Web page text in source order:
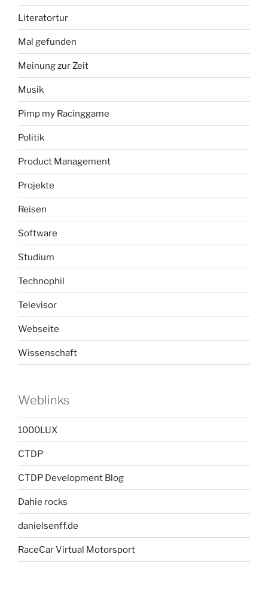
Literatortur
Mal gefunden
Meinung zur Zeit
Musik
Pimp my Racinggame
Politik
Product Management
Projekte
Reisen
Software
Studium
Technophil
Televisor
Webseite
Wissenschaft
Weblinks
1000LUX
CTDP
CTDP Development Blog
Dahie rocks
danielsenff.de
RaceCar Virtual Motorsport